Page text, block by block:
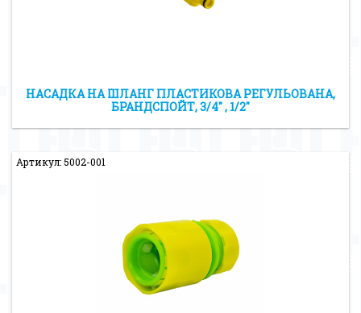
НАСАДКА НА ШЛАНГ ПЛАСТИКОВА РЕГУЛЬОВАНА,
БРАНДСПОЙТ, 3/4″ , 1/2″
Артикул: 5002-001